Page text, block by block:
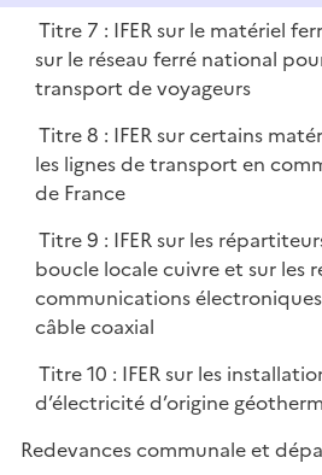
Titre 7 : IFER sur le matériel
sur le réseau ferré national
transport de voyageurs
Titre 8 : IFER sur certains
les lignes de transport en
de France
Titre 9 : IFER sur les
boucle locale cuivre et sur les
communications
câble coaxial
Titre 10 : IFER sur les
d’électricité d’origine
Redevances communale et